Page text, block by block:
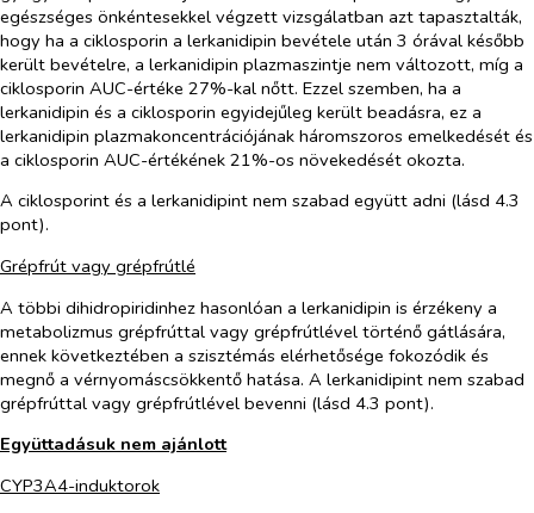
egészséges önkéntesekkel végzett vizsgálatban azt tapasztalták,
hogy ha a ciklosporin a lerkanidipin bevétele után 3 órával később
került bevételre, a lerkanidipin plazmaszintje nem változott, míg a
ciklosporin AUC-értéke 27%-kal nőtt. Ezzel szemben, ha a
lerkanidipin és a ciklosporin egyidejűleg került beadásra, ez a
lerkanidipin plazmakoncentrációjának háromszoros emelkedését és
a ciklosporin AUC-értékének 21%-os növekedését okozta.
A ciklosporint és a lerkanidipint nem szabad együtt adni (lásd 4.3
pont).
Grépfrút vagy grépfrútlé
A többi dihidropiridinhez hasonlóan a lerkanidipin is érzékeny a
metabolizmus grépfrúttal vagy grépfrútlével történő gátlására,
ennek következtében a szisztémás elérhetősége fokozódik és
megnő a vérnyomáscsökkentő hatása. A lerkanidipint nem szabad
grépfrúttal vagy grépfrútlével bevenni (lásd 4.3 pont).
Együttadásuk nem ajánlott
CYP3A4-induktorok